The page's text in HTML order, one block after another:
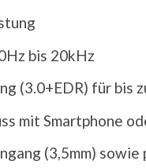
bis 20kHz
(3.0+EDR) für bis
mit Smartphone
(3,5mm)